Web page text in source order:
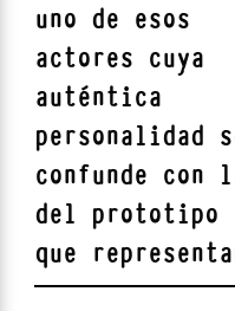
uno de esos
actores cuya
auténtica
personalidad
confunde con
del prototipo
que